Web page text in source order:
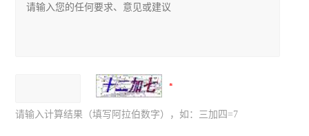
请输入计算结果（填写阿拉伯数字），如：三加四=7